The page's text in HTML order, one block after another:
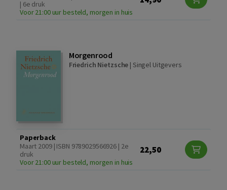
| 6e druk
Voor 21:00 uur besteld, morgen in huis
Morgenrood
Friedrich Nietzsche | Singel Uitgevers
Paperback
Maart 2009 | ISBN 9789029566926 | 2e
druk
Voor 21:00 uur besteld, morgen in huis
22,50